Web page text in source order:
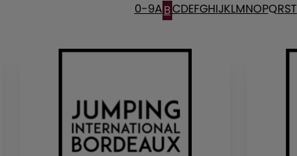
0-9ABCDEFGHIJKLMNOPQRST